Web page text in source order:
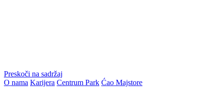
Preskoči na sadržaj
O nama Karijera Centrum Park Ćao Majstore